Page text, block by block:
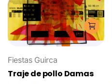
Fiestas Guirca
Traje de pollo Damas